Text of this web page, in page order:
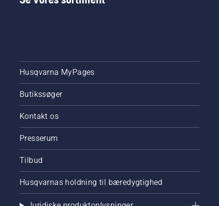
Husqvarna MyPages
Butikssøger
Kontakt os
Presserum
Tilbud
Husqvarnas holdning til bæredygtighed